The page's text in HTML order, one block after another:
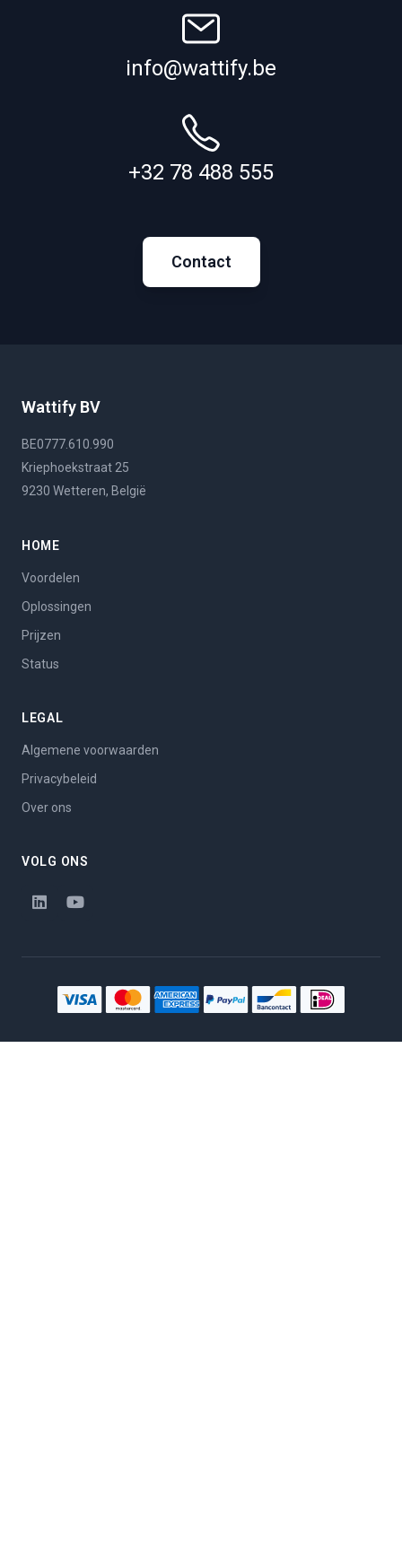
info@wattify.be
+32 78 488 555
Contact
Wattify BV
BE0777.610.990
Kriephoekstraat 25
9230 Wetteren, België
HOME
Voordelen
Oplossingen
Prijzen
Status
LEGAL
Algemene voorwaarden
Privacybeleid
Over ons
VOLG ONS